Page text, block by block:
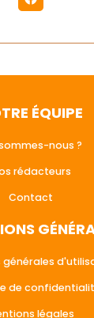
ÉQUIPE
nous ?
rédacteurs
Contact
générales
de
légales